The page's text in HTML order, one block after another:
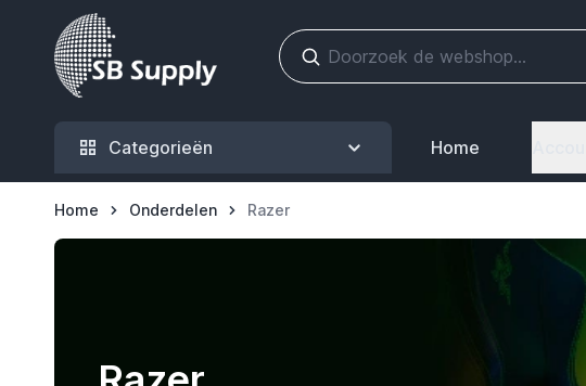
Ga naar de inhoud
Categorieën Home
Home Onderdelen Razer